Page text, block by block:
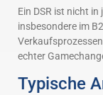
Ein DSR ist nicht
insbesondere im
echter
Typische